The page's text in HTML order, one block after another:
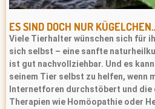
ES SIND DOCH NUR
Viele Tierhalter wünschen sich für
sich selbst – eine sanfte
ist gut nachvollziehbar. Und es
seinem Tier selbst zu helfen, wenn
Internetforen durchstöbert und
Therapien wie Homöopathie oder